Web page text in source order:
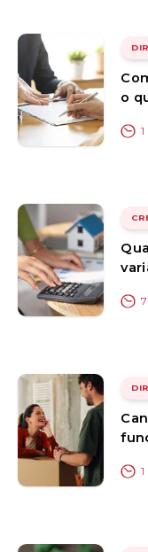
o
1
7
1